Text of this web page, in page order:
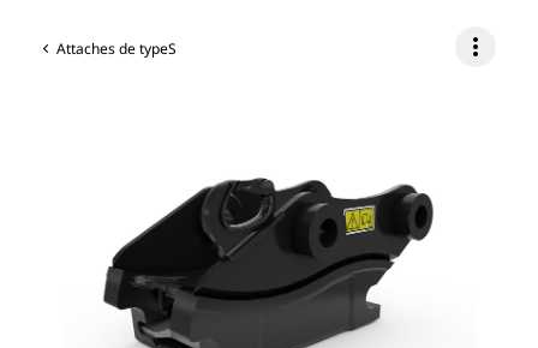
Attaches de typeS more_vert